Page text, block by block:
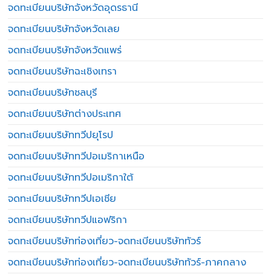
จดทะเบียนบริษัทจังหวัดอุดรธานี
จดทะเบียนบริษัทจังหวัดเลย
จดทะเบียนบริษัทจังหวัดแพร่
จดทะเบียนบริษัทฉะเชิงเทรา
จดทะเบียนบริษัทชลบุรี
จดทะเบียนบริษัทต่างประเทศ
จดทะเบียนบริษัททวีปยุโรป
จดทะเบียนบริษัททวีปอเมริกาเหนือ
จดทะเบียนบริษัททวีปอเมริกาใต้
จดทะเบียนบริษัททวีปเอเชีย
จดทะเบียนบริษัททวีปแอฟริกา
จดทะเบียนบริษัทท่องเที่ยว-จดทะเบียนบริษัททัวร์
จดทะเบียนบริษัทท่องเที่ยว-จดทะเบียนบริษัททัวร์-ภาคกลาง